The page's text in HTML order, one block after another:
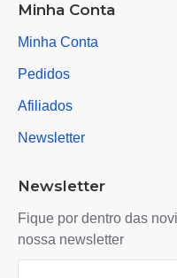
Minha Conta
Minha Conta
Pedidos
Afiliados
Newsletter
Newsletter
Fique por dentro das
nossa newsletter